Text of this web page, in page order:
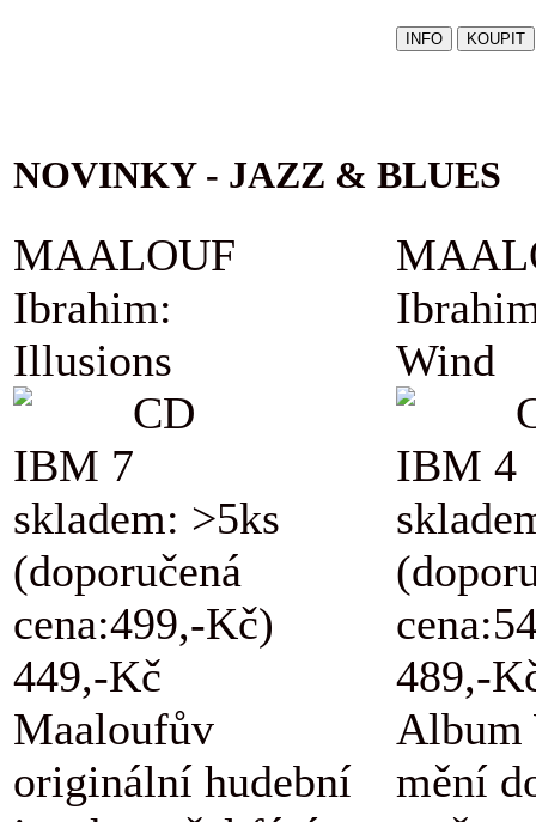
NOVINKY - JAZZ & BLUES
MAALOUF
Ibrahim:
Illusions
CD
IBM 7
skladem: >5ks
(doporučená
cena:499,-Kč)
449,-Kč
Maaloufův
originální hudební
Wind
IBM 4
489,-
Album
mění